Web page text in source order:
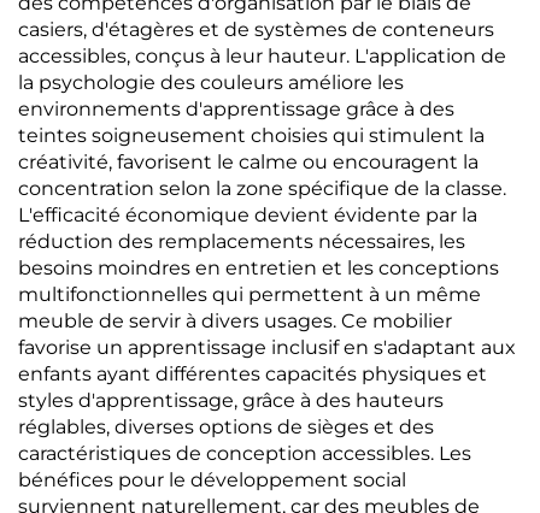
casiers, d'étagères et de systèmes de conteneurs
accessibles, conçus à leur hauteur. L'application de
la psychologie des couleurs améliore les
environnements d'apprentissage grâce à des
teintes soigneusement choisies qui stimulent la
créativité, favorisent le calme ou encouragent la
concentration selon la zone spécifique de la classe.
L'efficacité économique devient évidente par la
réduction des remplacements nécessaires, les
besoins moindres en entretien et les conceptions
multifonctionnelles qui permettent à un même
meuble de servir à divers usages. Ce mobilier
favorise un apprentissage inclusif en s'adaptant aux
enfants ayant différentes capacités physiques et
styles d'apprentissage, grâce à des hauteurs
réglables, diverses options de sièges et des
caractéristiques de conception accessibles. Les
bénéfices pour le développement social
surviennent naturellement, car des meubles de